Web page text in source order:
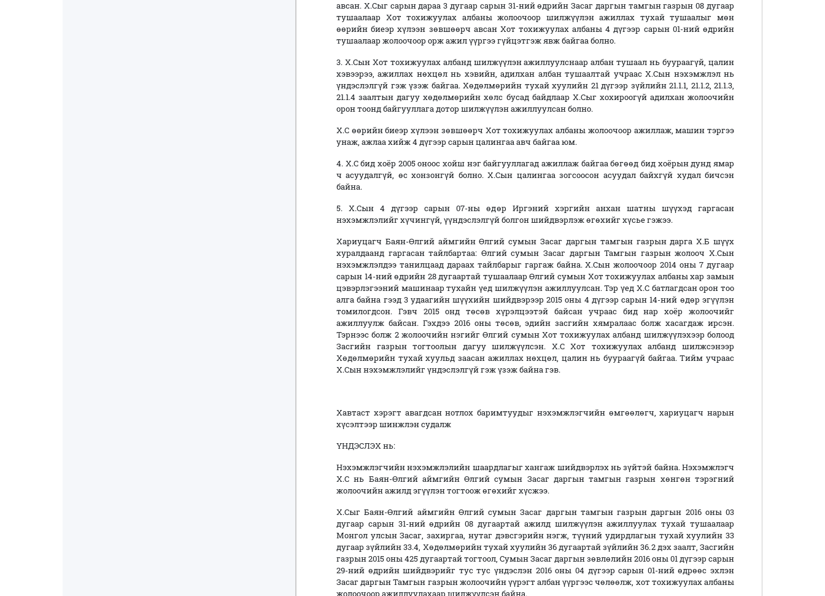
авсан. Х.Сыг сарын дараа 3 дугаар сарын 31-ний өдрийн Засаг даргын тамгын газрын 08 дугаар
тушаалаар Хот тохижуулах албаны жолоочоор шилжүүлэн ажиллах тухай тушаалыг мөн
өөрийн биеэр хүлээн зөвшөөрч авсан Хот тохижуулах албаны 4 дүгээр сарын 01-ний өдрийн
тушаалаар жолоочоор орж ажил үүргээ гүйцэтгэж явж байгаа болно.
3. X.Сын Хот тохижуулах албанд шилжүүлэн ажиллуулснаар албан тушаал нь буураагүй, цалин
хэвээрээ, ажиллах нөхцөл нь хэвийн, адилхан албан тушаалтай учраас Х.Сын нэхэмжлэл нь
үндэслэлгүй гэж үзэж байгаа. Хөдөлмөрийн тухай хуулийн 21 дүгээр зүйлийн 21.1.1, 21.1.2, 21.1.3,
21.1.4 заалтын дагуу хөдөлмөрийн хөлс бусад байдлаар Х.Сыг хохироогүй адилхан жолоочийн
орон тоонд байгууллага дотор шилжүүлэн ажиллуулсан болно.
Х.С өөрийн биеэр хүлээн зөвшөөрч Хот тохижуулах албаны жолоочоор ажиллаж, машин тэргээ
унаж, ажлаа хийж 4 дүгээр сарын цалингаа авч байгаа юм.
4. Х.С бид хоёр 2005 оноос хойш нэг байгууллагад ажиллаж байгаа бөгөөд бид хоёрын дунд ямар
ч асуудалгүй, өс хонзонгүй болно. Х.Сын цалингаа зогсоосон асуудал байхгүй худал бичсэн
байна.
5. X.Сын 4 дүгээр сарын 07-ны өдөр Иргэний хэргийн анхан шатны шүүхэд гаргасан
нэхэмжлэлийг хүчингүй, үүндэслэлгүй болгон шийдвэрлэж өгөхийг хүсье гэжээ.
Хариуцагч Баян-Өлгий аймгийн Өлгий сумын Засаг даргын тамгын газрын дарга Х.Б шүүх
хуралдаанд гаргасан тайлбартаа: Өлгий сумын Засаг даргын Тамгын газрын жолооч Х.Сын
нэхэмжлэлдээ танилцаад дараах тайлбарыг гаргаж байна. Х.Сын жолоочоор 2014 оны 7 дугаар
сарын 14-ний өдрийн 28 дугаартай тушаалаар Өлгий сумын Хот тохижуулах албаны хар замын
цэвэрлэгээний машинаар тухайн үед шилжүүлэн ажиллуулсан. Тэр үед Х.С батлагдсан орон тоо
алга байна гээд 3 удаагийн шүүхийн шийдвэрээр 2015 оны 4 дүгээр сарын 14-ний өдөр эгүүлэн
томилогдсон. Гэвч 2015 онд төсөв хүрэлцээтэй байсан учраас бид нар хоёр жолоочийг
ажиллуулж байсан. Гэхдээ 2016 оны төсөв, эдийн засгийн хямралаас болж хасагдаж ирсэн.
Тэрнээс болж 2 жолоочийн нэгийг Өлгий сумын Хот тохижуулах албанд шилжүүлэхээр болоод
Засгийн газрын тогтоолын дагуу шилжүүлсэн. Х.С Хот тохижуулах албанд шилжсэнээр
Хөдөлмөрийн тухай хуульд заасан ажиллах нөхцөл, цалин нь буураагүй байгаа. Тийм учраас
Х.Сын нэхэмжлэлийг үндэслэлгүй гэж үзэж байна гэв.
Хавтаст хэрэгт авагдсан нотлох баримтуудыг нэхэмжлэгчийн өмгөөлөгч, хариуцагч нарын
хүсэлтээр шинжлэн судалж
ҮНДЭСЛЭХ нь:
Нэхэмжлэгчийн нэхэмжлэлийн шаардлагыг хангаж шийдвэрлэх нь зүйтэй байна. Нэхэмжлэгч
Х.С нь Баян-Өлгий аймгийн Өлгий сумын Засаг даргын тамгын газрын хөнгөн тэрэгний
жолоочийн ажилд эгүүлэн тогтоож өгөхийг хүсжээ.
Х.Сыг Баян-Өлгий аймгийн Өлгий сумын Засаг даргын тамгын газрын даргын 2016 оны 03
дугаар сарын 31-ний өдрийн 08 дугаартай ажилд шилжүүлэн ажиллуулах тухай тушаалаар
Монгол улсын Засаг, захиргаа, нутаг дэвсгэрийн нэгж, түүний удирдлагын тухай хуулийн 33
дугаар зүйлийн 33.4, Хөдөлмөрийн тухай хуулийн 36 дугаартай зүйлийн 36.2 дэх заалт, Засгийн
газрын 2015 оны 425 дугаартай тогтоол, Сумын Засаг даргын зөвлөлийн 2016 оны 01 дүгээр сарын
29-ний өдрийн шийдвэрийг тус тус үндэслэн 2016 оны 04 дүгээр сарын 01-ний өдрөөс эхлэн
Засаг даргын Тамгын газрын жолоочийн үүрэгт албан үүргээс чөлөөлж, хот тохижуулах албаны
жолоочоор ажиллуулахаар шилжүүлсэн байна.